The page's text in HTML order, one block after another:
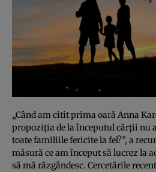
„Când am citit prima oară Anna
propoziţia de la începutul cărţii nu
toate familiile fericite la fel?”, a
măsură ce am început să lucrez la
să mă răzgândesc. Cercetările